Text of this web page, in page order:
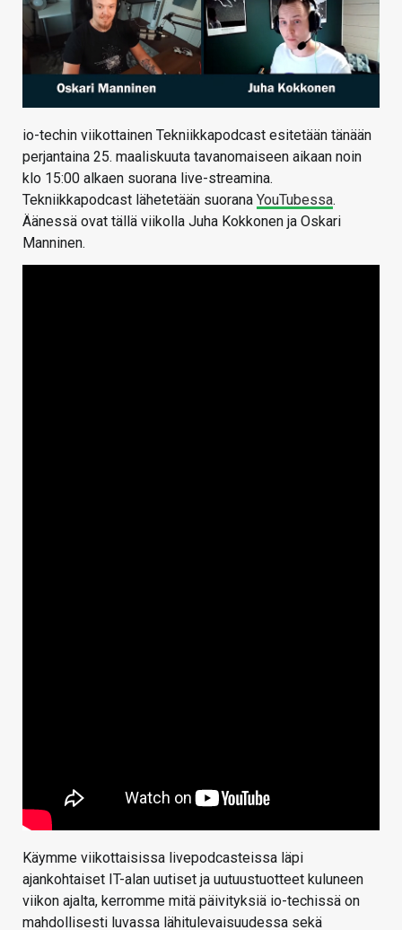
HAKU
io-techin viikottainen Tekniikkapodcast esitetään tänään
perjantaina 25. maaliskuuta tavanomaiseen aikaan noin
klo 15:00 alkaen suorana live-streamina.
Tekniikkapodcast lähetetään suorana YouTubessa.
Äänessä ovat tällä viikolla Juha Kokkonen ja Oskari
Manninen.
Käymme viikottaisissa livepodcasteissa läpi
ajankohtaiset IT-alan uutiset ja uutuustuotteet kuluneen
viikon ajalta, kerromme mitä päivityksiä io-techissä on
mahdollisesti luvassa lähitulevaisuudessa sekä